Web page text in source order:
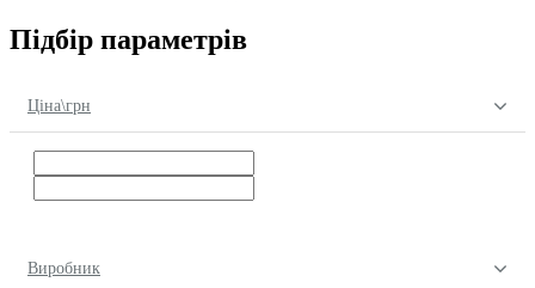
Підбір параметрів
Ціна\грн
Виробник